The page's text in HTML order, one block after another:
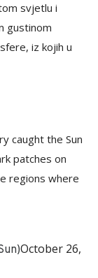
svjetlu i
gustinom
iz kojih u
caught the Sun
patches on
regions where
October 26,